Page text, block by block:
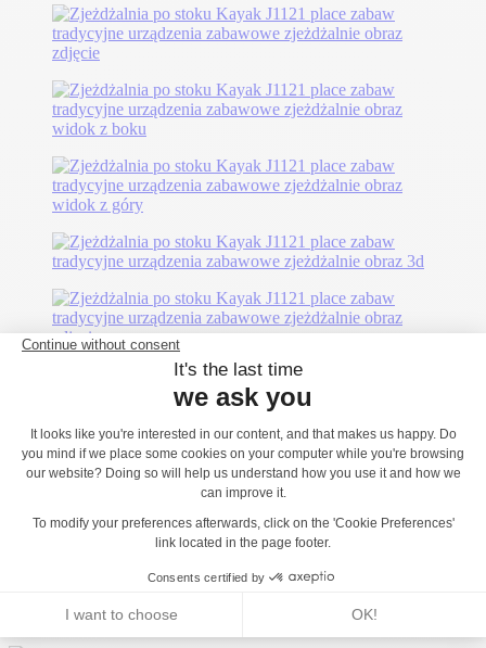
Może Ci się spodobać...
J38700-C® - Zjeżdżalnia dla dzieci